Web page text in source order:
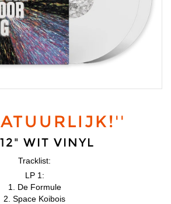
WIT VINYL
Tracklist:
LP 1:
1. De Formule
2. Space Koibois